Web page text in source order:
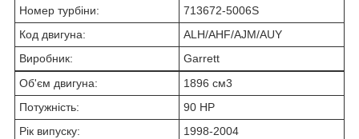
Номер турбіни:
713672-5006S
Код двигуна:
ALH/AHF/AJM/AUY
Виробник:
Garrett
Об'єм двигуна:
1896 см3
Потужність:
90 HP
Рік випуску:
1998-2004